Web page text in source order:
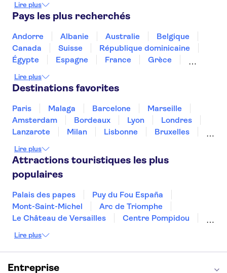
The Edge New York
Musée d'Art Moderne (MoMA)
One World Observatory
Yankee Stadium
Croisières Circle Line Sightseeing
Cathédrale Saint-Patrick
Centre spatial Kennedy
Lire plus
Pays les plus recherchés
Andorre Albanie Australie
Belgique
Canada
Suisse
République dominicaine
Égypte
Espagne France
Grèce
Maroc
Malaisie Thaïlande
Turquie
Lire plus
Destinations favorites
Paris Malaga Barcelone
Marseille
Amsterdam
Bordeaux Lyon
Londres
Lanzarote
Milan Lisbonne
Bruxelles
Dubai
Minorque Copenhague
Lire plus
Attractions touristiques les plus
populaires
Palais des papes
Puy du Fou España
Mont-Saint-Michel
Arc de Triomphe
Le Château de Versailles
Centre Pompidou
La Chapelle Sixtine
La Sagrada Familia
Musée d'Orsay
Statue de la Liberté
Lire plus
Entreprise